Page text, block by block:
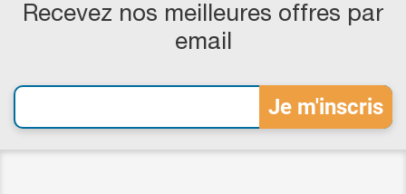
Recevez nos meilleures offres par
email